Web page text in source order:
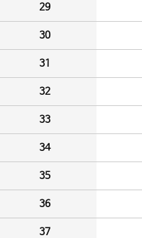
29
30
31
32
33
34
35
36
37